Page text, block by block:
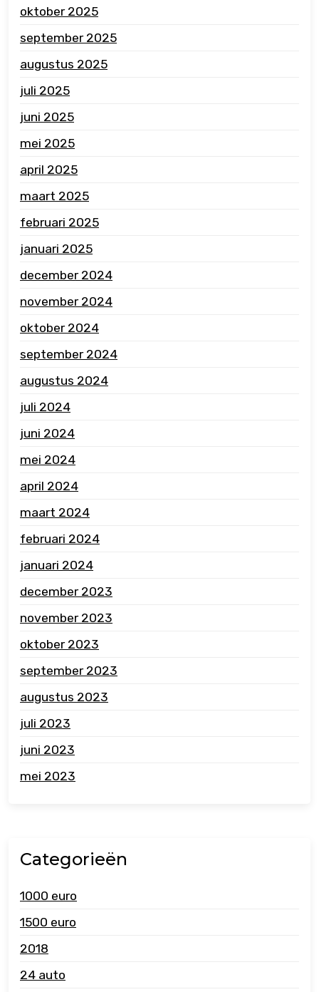
oktober 2025
september 2025
augustus 2025
juli 2025
juni 2025
mei 2025
april 2025
maart 2025
februari 2025
januari 2025
december 2024
november 2024
oktober 2024
september 2024
augustus 2024
juli 2024
juni 2024
mei 2024
april 2024
maart 2024
februari 2024
januari 2024
december 2023
november 2023
oktober 2023
september 2023
augustus 2023
juli 2023
juni 2023
mei 2023
Categorieën
1000 euro
1500 euro
2018
24 auto